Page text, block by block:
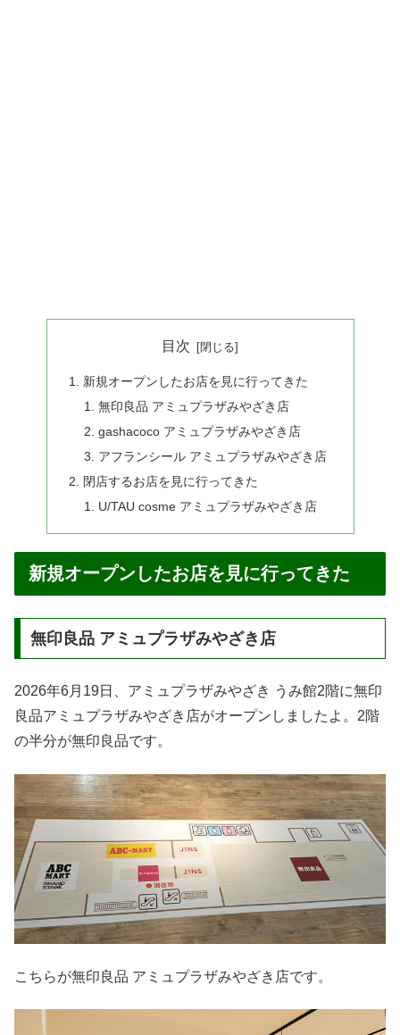
目次
新規オープンしたお店を見に行ってきた
無印良品 アミュプラザみやざき店
gashacoco アミュプラザみやざき店
アフランシール アミュプラザみやざき店
閉店するお店を見に行ってきた
U/TAU cosme アミュプラザみやざき店
新規オープンしたお店を見に行ってきた
無印良品 アミュプラザみやざき店
2026年6月19日、アミュプラザみやざき うみ館2階に無印
良品アミュプラザみやざき店がオープンしましたよ。2階
の半分が無印良品です。
こちらが無印良品 アミュプラザみやざき店です。